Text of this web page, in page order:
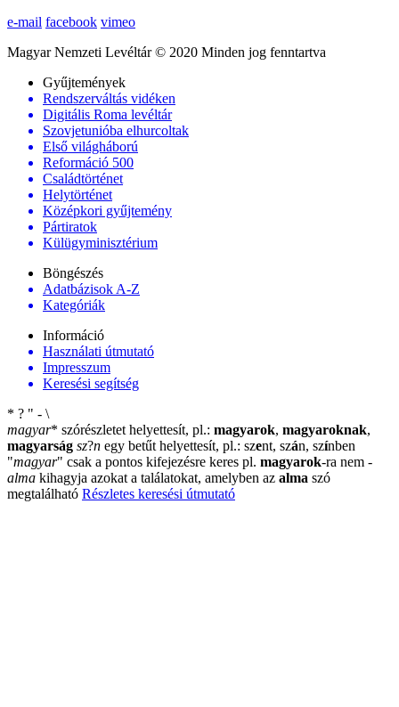
e-mail facebook vimeo
Magyar Nemzeti Levéltár © 2020 Minden jog fenntartva
Gyűjtemények
Rendszerváltás vidéken
Digitális Roma levéltár
Szovjetunióba elhurcoltak
Első világháború
Reformáció 500
Családtörténet
Helytörténet
Középkori gyűjtemény
Pártiratok
Külügyminisztérium
Böngészés
Adatbázisok A-Z
Kategóriák
Információ
Használati útmutató
Impresszum
Keresési segítség
* ? " - \
magyar* szórészletet helyettesít, pl.: magyarok, magyaroknak,
magyarság sz?n egy betűt helyettesít, pl.: szent, szán, színben
"magyar" csak a pontos kifejezésre keres pl. magyarok-ra nem -
alma kihagyja azokat a találatokat, amelyben az alma szó
megtalálható Részletes keresési útmutató